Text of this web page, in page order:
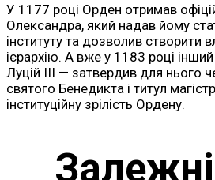
У 1177 році Орден отримав
Олександра, який надав йому
інституту та дозволив створити
ієрархію. А вже у 1183 році
Луцій III — затвердив для нього
святого Бенедикта і титул
інституційну зрілість Ордену.